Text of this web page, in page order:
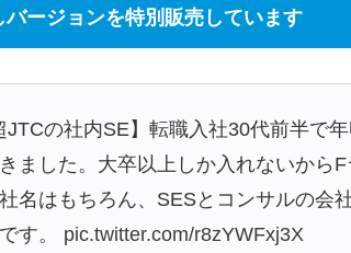
ージョンを特別販売しています
の社内SE】転職入社30代前半で
ました。大卒以上しか入れないから
名はもちろん、SESとコンサルの会
す。 pic.twitter.com/r8zYWFxj3X